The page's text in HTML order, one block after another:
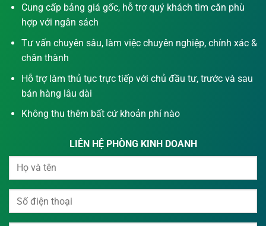
Cung cấp bảng giá gốc, hỗ trợ quý khách tìm căn phù
hợp với ngân sách
Tư vấn chuyên sâu, làm việc chuyên nghiệp, chính xác &
chân thành
Hỗ trợ làm thủ tục trực tiếp với chủ đầu tư, trước và sau
bán hàng lâu dài
Không thu thêm bất cứ khoản phí nào
LIÊN HỆ PHÒNG KINH DOANH